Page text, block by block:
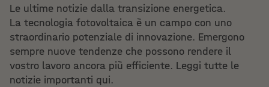
Le ultime notizie dalla transizione energetica.
La tecnologia fotovoltaica è un campo con uno
straordinario potenziale di innovazione. Emergono
sempre nuove tendenze che possono rendere il
vostro lavoro ancora più efficiente. Leggi tutte le
notizie importanti qui.